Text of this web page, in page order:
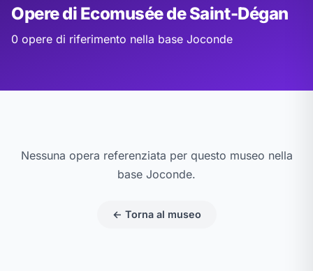
Opere di Ecomusée de Saint-Dégan
0 opere di riferimento nella base Joconde
Nessuna opera referenziata per questo museo nella
base Joconde.
← Torna al museo